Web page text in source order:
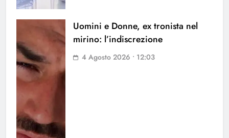
Uomini e Donne, ex tronista nel
mirino: l’indiscrezione
4 Agosto 2026 • 12:03